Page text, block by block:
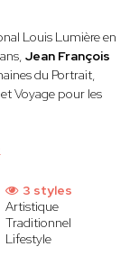
Louis Lumière en
Jean François
du Portrait,
Voyage pour les
3 styles
Artistique
Traditionnel
Lifestyle